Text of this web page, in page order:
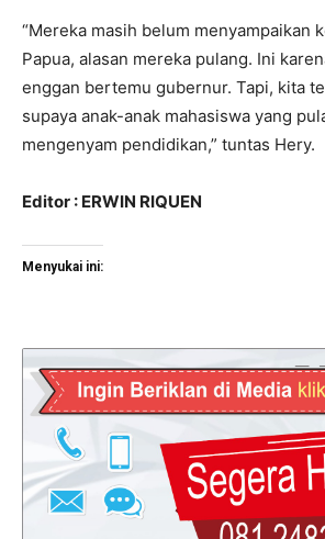
“Mereka masih belum menyampaikan
Papua, alasan mereka pulang. Ini
enggan bertemu gubernur. Tapi, kita
supaya anak-anak mahasiswa yang
mengenyam pendidikan,” tuntas Hery.
Editor : ERWIN RIQUEN
Menyukai ini: